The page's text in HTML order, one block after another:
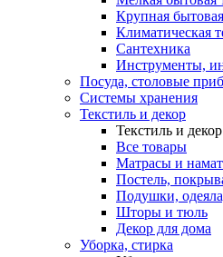
Крупная
Климатическая
Сантехника
Инструменты,
Посуда, столовые
Системы хранения
Текстиль и декор
Текстиль и декор
Все товары
Матрасы и
Постель,
Подушки,
Шторы и тюль
Декор для дома
Уборка, стирка